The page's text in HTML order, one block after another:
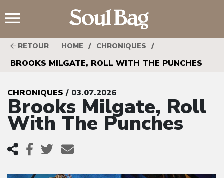
RETOUR HOME / CHRONIQUES /
BROOKS MILGATE, ROLL WITH THE PUNCHES
CHRONIQUES / 03.07.2026
Brooks Milgate, Roll
With The Punches